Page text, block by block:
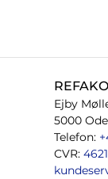
Ejby
5000
Telefon:
CVR: